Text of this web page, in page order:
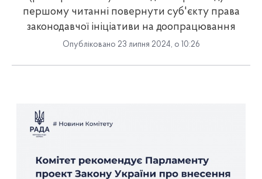
першому читанні повернути суб'єкту права
законодавчої ініціативи на доопрацювання
Опубліковано 23 липня 2024, о 10:26